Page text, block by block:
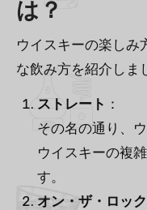
は？
ウイスキーの楽しみ
な飲み方を紹介しま
ストレート ：
その名の通り、
ウイスキーの複
す。
オン・ザ・ロック